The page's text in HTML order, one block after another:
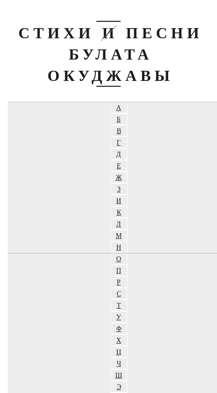
СТИХИ И ПЕСНИ
БУЛАТА
ОКУДЖАВЫ
А
Б
В
Г
Д
Е
Ж
З
И
К
Л
М
Н
О
П
Р
С
Т
У
Ф
Х
Ц
Ч
Ш
Э